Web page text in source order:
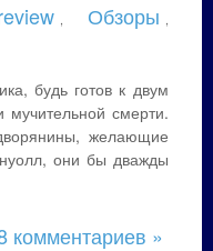
Обзоры
будь готов к двум
смерти.
желающие
они бы дважды
комментариев »